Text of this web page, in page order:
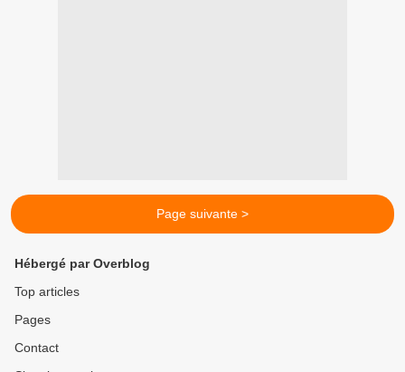
Page suivante >
Hébergé par Overblog
Top articles
Pages
Contact